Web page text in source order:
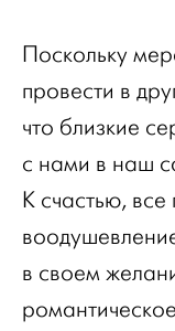
Поскольку
провести в
что близкие
с нами в наш
К счастью,
в своем